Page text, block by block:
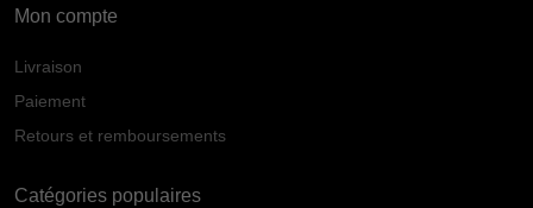
Mon compte
Livraison
Paiement
Retours et remboursements
Catégories populaires